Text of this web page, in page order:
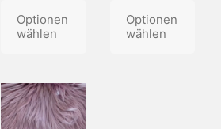
Optionen
wählen
Produkt
weist
mehrere
Varianten
Optionen
wählen